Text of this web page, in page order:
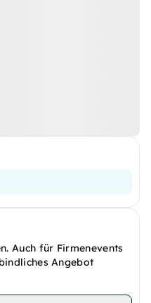
Auch für Firmenevents
Angebot